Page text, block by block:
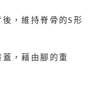
，維持脊骨的S形
，藉由腳的重